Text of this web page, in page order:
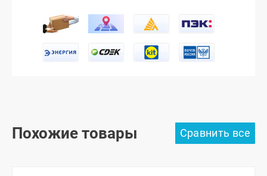
Похожие товары